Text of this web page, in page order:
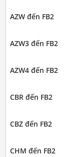
AZW đến FB2
AZW3 đến FB2
AZW4 đến FB2
CBR đến FB2
CBZ đến FB2
CHM đến FB2